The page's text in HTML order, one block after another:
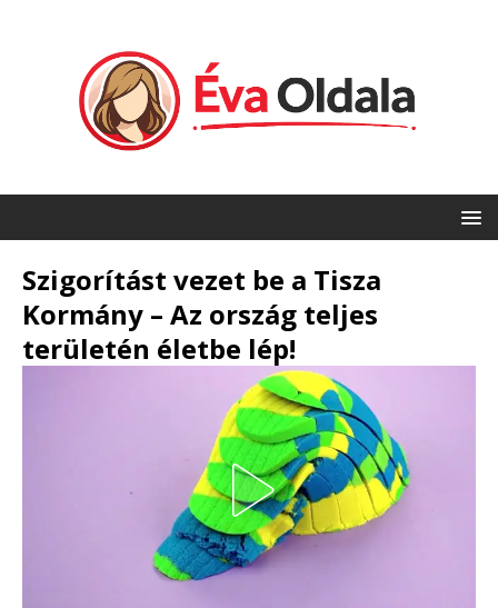
Szigorítást vezet be a Tisza
Kormány – Az ország teljes
területén életbe lép!